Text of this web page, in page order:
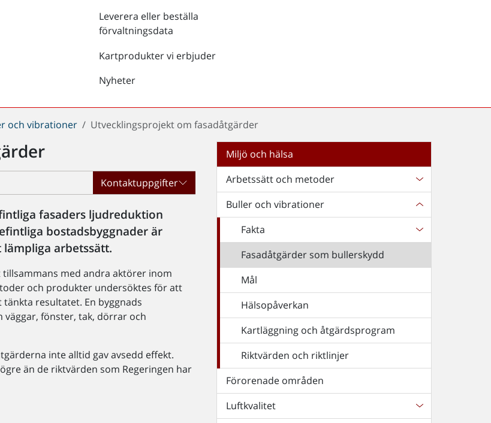
Leverera eller beställa
förvaltningsdata
Kartprodukter vi erbjuder
Nyheter
och vibrationer Utvecklingsprojekt om fasadåtgärder
Kontaktuppgifter
fasaders ljudreduktion
bostadsbyggnader är
arbetssätt.
med andra aktörer inom
och produkter undersöktes för att
resultatet. En byggnads
fönster, tak, dörrar och
inte alltid gav avsedd effekt.
än de riktvärden som Regeringen har
Miljö och hälsa
Arbetssätt och metoder
Buller och vibrationer
Fakta
Fasadåtgärder som bullerskydd
Mål
Hälsopåverkan
Kartläggning och åtgärdsprogram
Riktvärden och riktlinjer
Förorenade områden
Luftkvalitet